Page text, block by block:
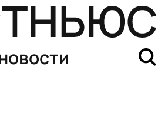
встретили Новый год